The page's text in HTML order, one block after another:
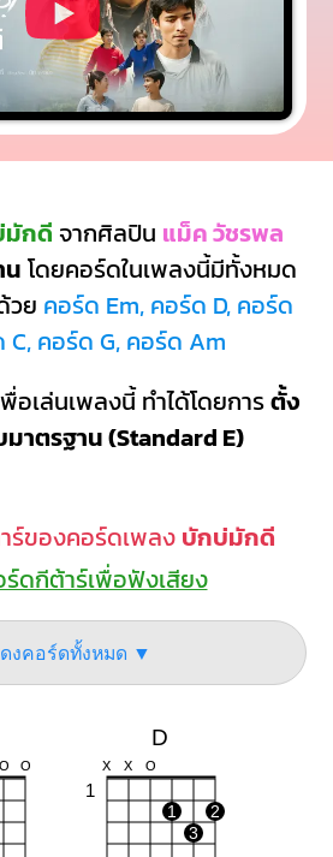
มักดี จากศิลปิน แม็ค วัชรพล
โดยคอร์ดในเพลงนี้มีทั้งหมด
วย คอร์ด Em, คอร์ด D, คอร์ด
C, คอร์ด G, คอร์ด Am
อเล่นเพลงนี้ ทำได้โดยการตั้ง
าตรฐาน (Standard E)
ร์ของคอร์ดเพลง บักบ่มักดี
ดกีต้าร์เพื่อฟังเสียง
งคอร์ดทั้งหมด ▼
O O
D
X X O
1
1
2
3